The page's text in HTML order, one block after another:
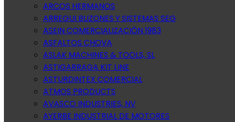
ARCOS HERMANOS
ARREGUI BUZONES Y SISTEMAS SEG
ASEIN COMERCIALIZACIÓN 1983
ASFALTOS CHOVA
ASLAK MACHINES & TOOLS, SL
ASTIGARRAGA KIT LINE
ASTURDINTEX COMERCIAL
ATMOS PRODUCTS
AVASCO INDUSTRIES, NV
AYERBE INDUSTRIAL DE MOTORES